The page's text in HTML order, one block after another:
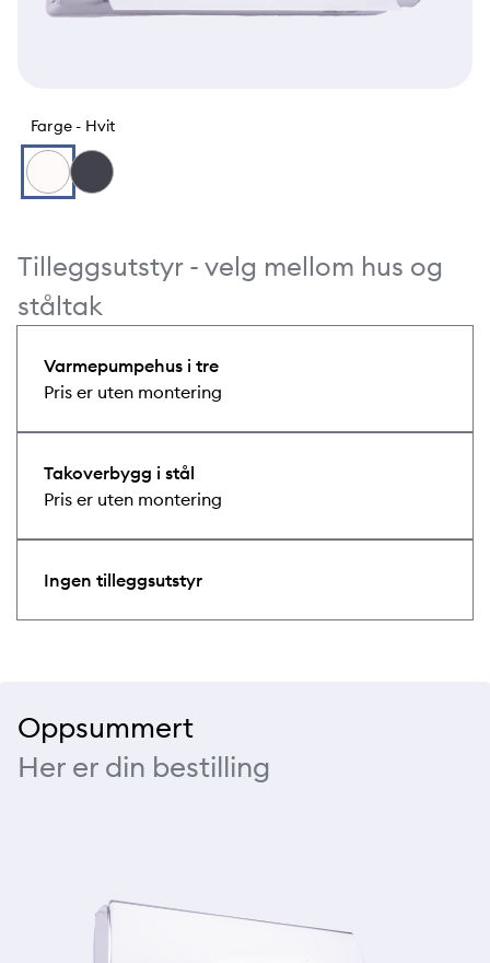
Farge - Hvit
Tilleggsutstyr - velg mellom hus og
ståltak
Varmepumpehus i tre
Pris er uten montering
Takoverbygg i stål
Pris er uten montering
Ingen tilleggsutstyr
Oppsummert
Her er din bestilling